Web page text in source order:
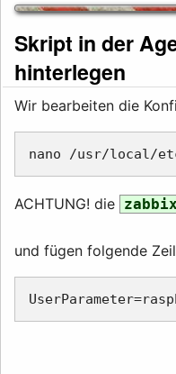
Skript in der
hinterlegen
Wir bearbeiten die
ACHTUNG! die
und fügen folgende